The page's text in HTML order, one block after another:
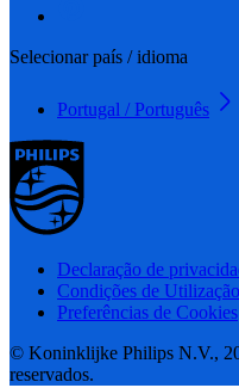
Selecionar país / idioma
Portugal / Português
Declaração de
Condições de Utilização
Preferências de Cookies
© Koninklijke Philips N.V.,
reservados.